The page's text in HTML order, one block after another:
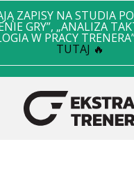
ZAPISY NA STUDIA
GRY”, „ANALIZA
W PRACY
TUTAJ 🔥